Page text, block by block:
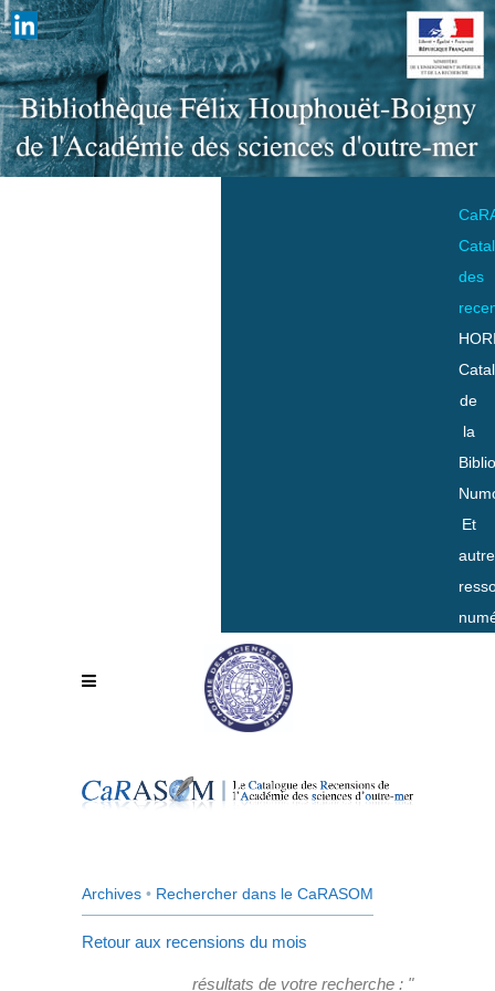
des
de
la
Et
Archives • Rechercher dans le CaRASOM
Retour aux recensions du mois
résultats de votre recherche : "